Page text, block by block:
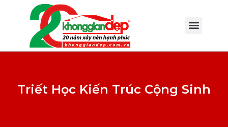
Triết Học Kiến Trúc Cộng Sinh